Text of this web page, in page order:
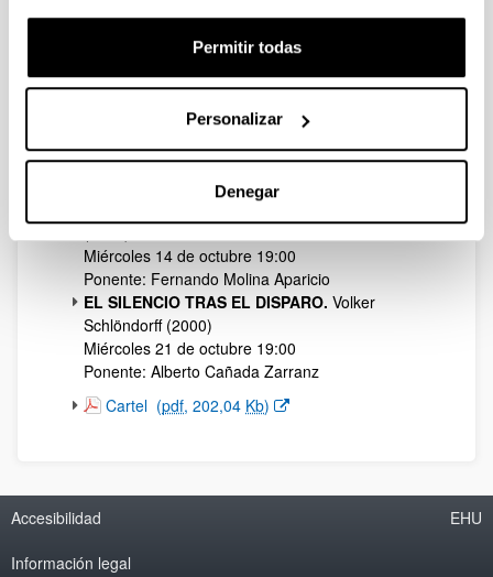
Permitir todas
Personalizar
Denegar
Historia y memoria del terrorismo en Europa
Jim Sheridan (1997)
Ponente: Gaizka Fernández Soldevilla
SIETE DÍAS DE ENERO.José Antonio Bardem
Miércoles 7 de octubre 19:00
Ponente: Javier Tébar Hurtado
Miércoles 14 de octubre 19:00
Ponente: Fernando Molina Aparicio
EL SILENCIO TRAS EL DISPARO. Volker
Schlöndorff (2000)
Miércoles 21 de octubre 19:00
Ponente: Alberto Cañada Zarranz
(Abre una nueva ventana)
Cartel (pdf, 202,04 Kb)
Accesibilidad
Información legal
EHU